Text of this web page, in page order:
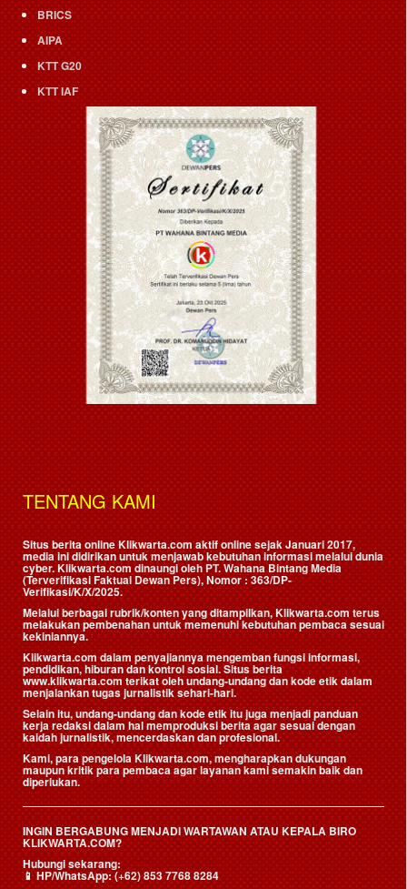
BRICS
AIPA
KTT G20
KTT IAF
TENTANG KAMI
Situs berita online Klikwarta.com aktif online sejak Januari 2017,
media ini didirikan untuk menjawab kebutuhan informasi melalui dunia
cyber. Klikwarta.com dinaungi oleh PT. Wahana Bintang Media
(Terverifikasi Faktual Dewan Pers), Nomor : 363/DP-
Verifikasi/K/X/2025.
Melalui berbagai rubrik/konten yang ditampilkan, Klikwarta.com terus
melakukan pembenahan untuk memenuhi kebutuhan pembaca sesuai
kekiniannya.
Klikwarta.com dalam penyajiannya mengemban fungsi informasi,
pendidikan, hiburan dan kontrol sosial. Situs berita
www.klikwarta.com terikat oleh undang-undang dan kode etik dalam
menjalankan tugas jurnalistik sehari-hari.
Selain itu, undang-undang dan kode etik itu juga menjadi panduan
kerja redaksi dalam hal memproduksi berita agar sesuai dengan
kaidah jurnalistik, mencerdaskan dan profesional.
Kami, para pengelola Klikwarta.com, mengharapkan dukungan
maupun kritik para pembaca agar layanan kami semakin baik dan
diperlukan.
INGIN BERGABUNG MENJADI WARTAWAN ATAU KEPALA BIRO
KLIKWARTA.COM?
Hubungi sekarang:
📱HP/WhatsApp:(+62) 853 7768 8284